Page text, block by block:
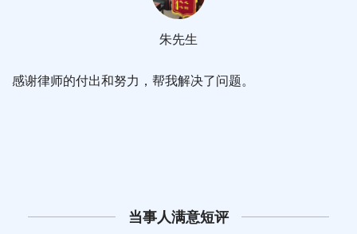
感谢律师的付出和努力，帮我解决了问题。
朱先生
当事人满意短评